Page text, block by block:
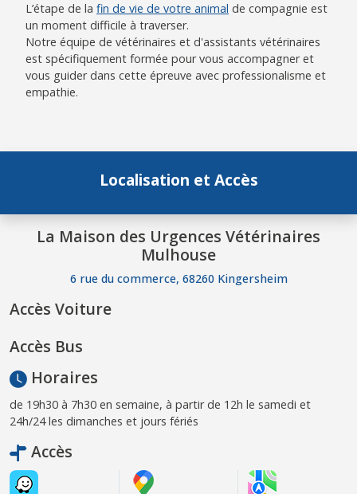
L’étape de la fin de vie de votre animal de compagnie est
un moment difficile à traverser.
Notre équipe de vétérinaires et d'assistants vétérinaires
est spécifiquement formée pour vous accompagner et
vous guider dans cette épreuve avec professionalisme et
empathie.
Localisation et Accès
La Maison des Urgences Vétérinaires
Mulhouse
6 rue du commerce, 68260 Kingersheim
Accès Voiture
Accès Bus
Horaires
de 19h30 à 7h30 en semaine, à partir de 12h le samedi et
24h/24 les dimanches et jours fériés
Accès